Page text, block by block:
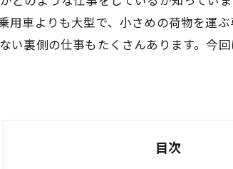
用車よりも大型で、小さめの荷物を運
い裏側の仕事もたくさんあります。今
目次